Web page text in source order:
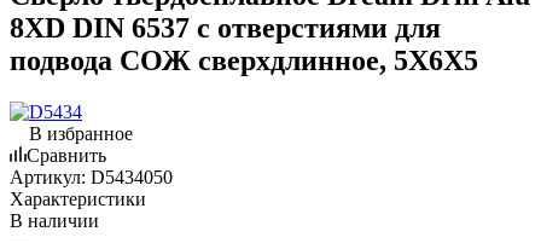
8XD DIN 6537 с отверстиями для
подвода СОЖ сверхдлинное, 5X6X5
В избранное
Сравнить
Артикул: D5434050
Характеристики
В наличии